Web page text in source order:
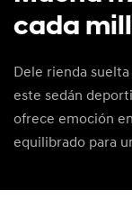
cada
Dele rienda
este sedán
ofrece emoción
equilibrado para